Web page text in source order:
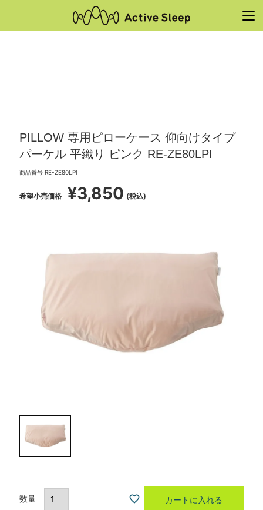
PILLOW 専用ピローケース 仰向けタイプ
パーケル 平織り ピンク RE-ZE80LPI
商品番号 RE-ZE80LPI
希望小売価格 ¥3,850 税込
カートに入れる